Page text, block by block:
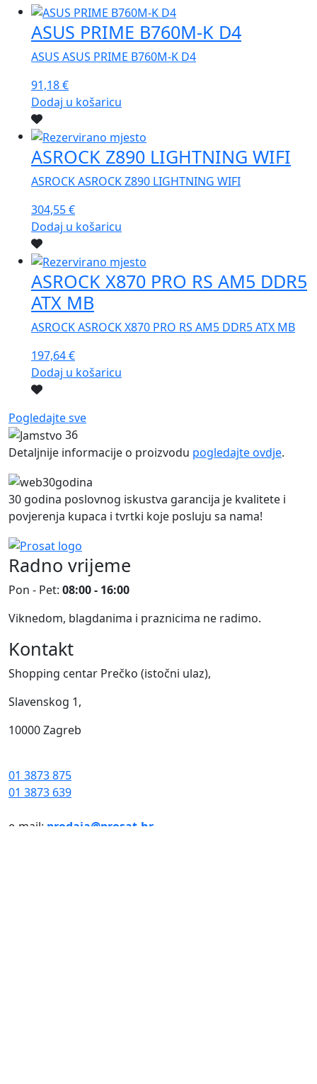
ASUS PRIME B760M-K D4
ASUS ASUS PRIME B760M-K D4
91,18€
Dodaj u košaricu
ASROCK Z890 LIGHTNING WIFI
ASROCK ASROCK Z890 LIGHTNING WIFI
304,55€
Dodaj u košaricu
ASROCK X870 PRO RS AM5 DDR5
ATX MB
ASROCK ASROCK X870 PRO RS AM5 DDR5 ATX MB
197,64€
Dodaj u košaricu
Pogledajte sve
36
Detaljnije informacije o proizvodu pogledajte ovdje.
30 godina poslovnog iskustva garancija je kvalitete i
povjerenja kupaca i tvrtki koje posluju sa nama!
Radno vrijeme
Pon - Pet: 08:00 - 16:00
Viknedom, blagdanima i praznicima ne radimo.
Kontakt
Shopping centar Prečko (istočni ulaz),
Slavenskog 1,
10000 Zagreb
01 3873 875
01 3873 639
e-mail: prodaja@prosat.hr